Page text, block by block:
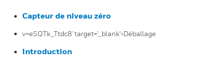
Capteur de niveau zéro
v=eSQTk_Ttdc8' target='_blank'>Déballage
Introduction